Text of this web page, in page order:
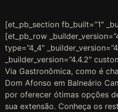
[et_pb_section fb_built=”1″
[et_pb_row
type=”4_4″
_builder_version=”4.4.2″
Via Gastronômica, como é
Dom Afonso em Balneário
por oferecer ótimas opções
sua extensão. Conheça os